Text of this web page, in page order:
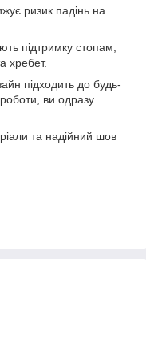
ризик падінь на
підтримку стопам,
хребет.
підходить до будь-
роботи, ви одразу
та надійний шов